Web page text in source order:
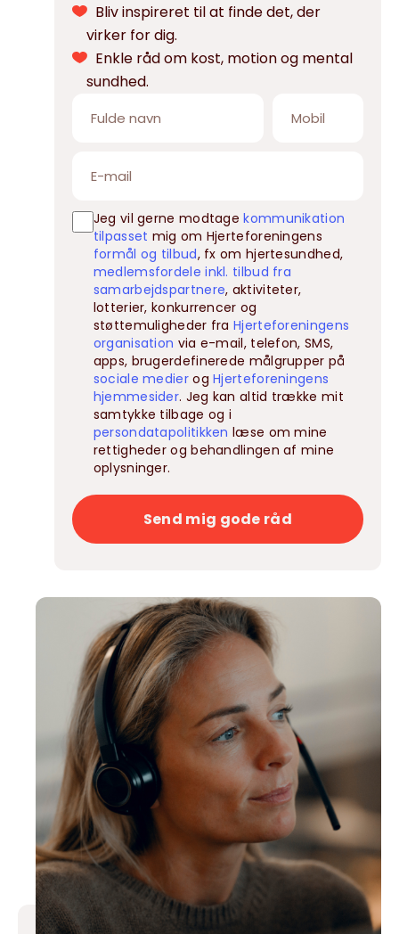
Bliv inspireret til at finde det, der
virker for dig.
Enkle råd om kost, motion og mental
sundhed.
Jeg vil gerne modtagekommunikation
tilpasset mig om Hjerteforeningens
formål og tilbud, fx om hjertesundhed,
medlemsfordele inkl. tilbud fra
samarbejdspartnere, aktiviteter,
lotterier, konkurrencer og
støttemuligheder fraHjerteforeningens
organisation via e-mail, telefon, SMS,
apps, brugerdefinerede målgrupper på
sociale medierogHjerteforeningens
hjemmesider. Jeg kan altid trække mit
samtykke tilbage og i
persondatapolitikken læse om mine
rettigheder og behandlingen af mine
oplysninger.
Send mig gode råd